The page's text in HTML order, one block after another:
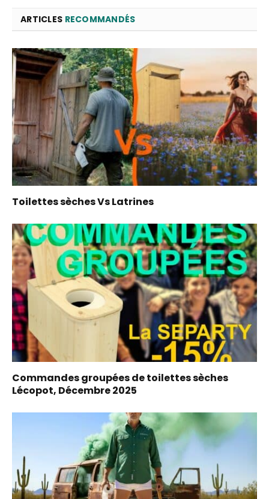
ARTICLES RECOMMANDÉS
Toilettes sèches Vs Latrines
Commandes groupées de toilettes sèches
Lécopot, Décembre 2025